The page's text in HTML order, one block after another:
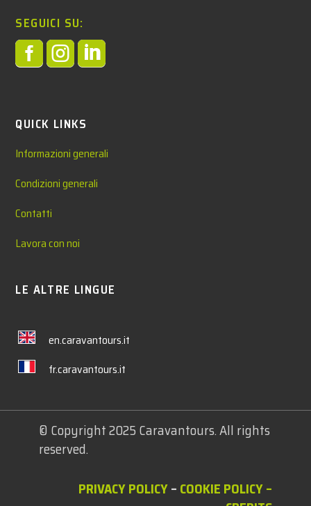
SEGUICI SU:

QUICK LINKS
Informazioni generali
Condizioni generali
Contatti
Lavora con noi
LE ALTRE LINGUE
en.caravantours.it
fr.caravantours.it
© Copyright 2025 Caravantours. All rights
reserved.
PRIVACY POLICY– COOKIE POLICY–